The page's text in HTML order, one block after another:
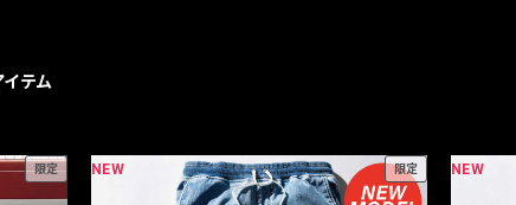
テム
限定 NEW 限定 NEW